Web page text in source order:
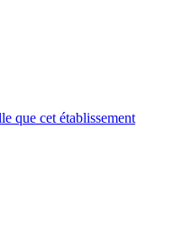
que cet établissement